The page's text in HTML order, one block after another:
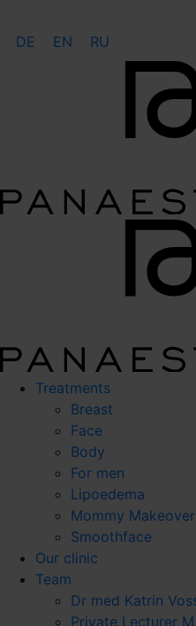
DE EN RU
Treatments
Breast
Face
Body
For men
Lipoedema
Mommy Makeover
Smoothface
Our clinic
Team
Dr med Katrin
Private Lecturer